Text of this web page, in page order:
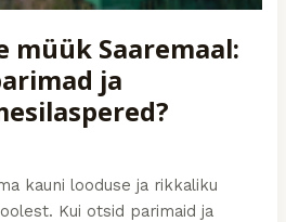
müük Saaremaal:
ja
kauni looduse ja rikkaliku
Kui otsid parimaid ja